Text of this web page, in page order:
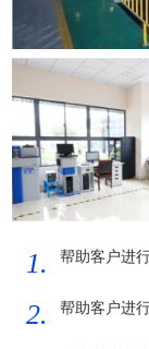
1. 帮助客户进
2. 帮助客户进